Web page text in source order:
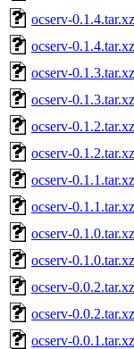
ocserv-
ocserv-0.1.4.tar.xz
ocserv-
ocserv-0.1.3.tar.xz
ocserv-
ocserv-0.1.2.tar.xz
ocserv-
ocserv-0.1.1.tar.xz
ocserv-
ocserv-0.1.0.tar.xz
ocserv-
ocserv-0.0.2.tar.xz
ocserv-